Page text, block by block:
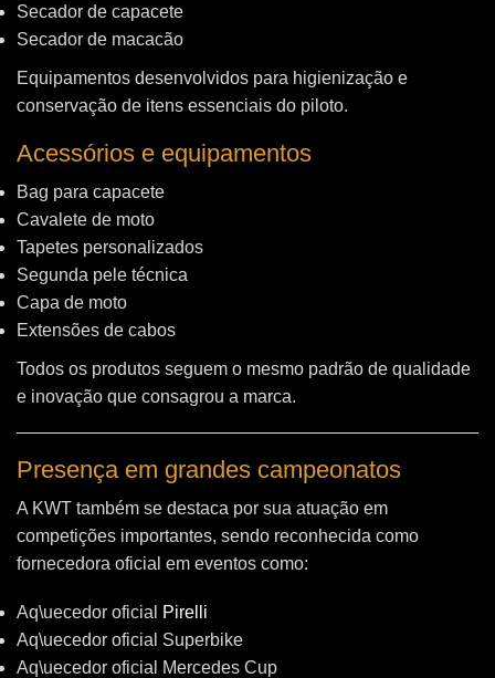
Secador de capacete
Secador de macacão
Equipamentos desenvolvidos para higienização e
conservação de itens essenciais do piloto.
Acessórios e equipamentos
Bag para capacete
Cavalete de moto
Tapetes personalizados
Segunda pele técnica
Capa de moto
Extensões de cabos
Todos os produtos seguem o mesmo padrão de qualidade
e inovação que consagrou a marca.
Presença em grandes campeonatos
A KWT também se destaca por sua atuação em
competições importantes, sendo reconhecida como
fornecedora oficial em eventos como:
Aq\uecedor oficial
Pirelli
Aq\uecedor oficial Superbike
Aq\uecedor oficial Mercedes Cup